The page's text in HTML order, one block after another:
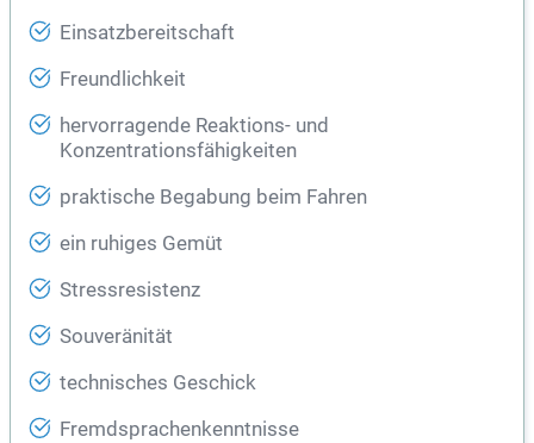
Einsatzbereitschaft
Freundlichkeit
hervorragende Reaktions- und
Konzentrationsfähigkeiten
praktische Begabung beim Fahren
ein ruhiges Gemüt
Stressresistenz
Souveränität
technisches Geschick
Fremdsprachenkenntnisse